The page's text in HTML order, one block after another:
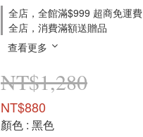
全店，全館滿$999 超商免運費
全店，消費滿額送贈品
查看更多
NT$1,280
NT$880
顏色 : 黑色